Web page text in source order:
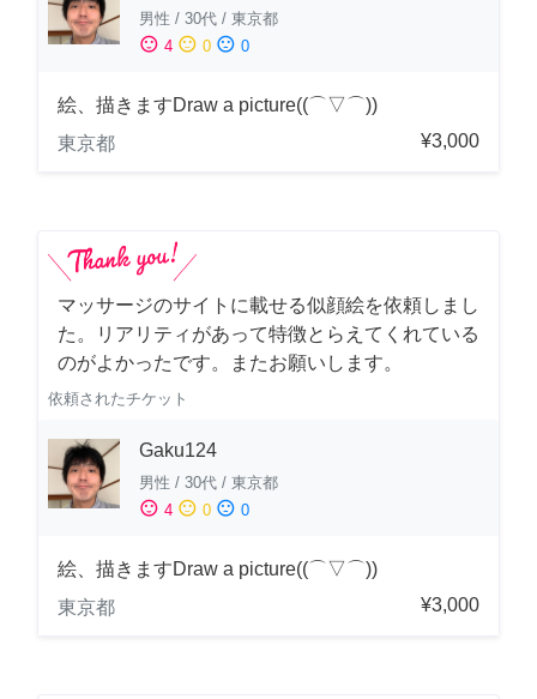
男性 / 30代 / 東京都
sentiment_satisfied 4 sentiment_neutral 0 sentiment_dissatisfied 0
絵、描きますDraw a picture((⌒▽⌒))
東京都
¥3,000
マッサージのサイトに載せる似顔絵を依頼しまし
た。リアリティがあって特徴とらえてくれている
のがよかったです。またお願いします。
依頼されたチケット
Gaku124
男性 / 30代 / 東京都
sentiment_satisfied 4 sentiment_neutral 0 sentiment_dissatisfied 0
絵、描きますDraw a picture((⌒▽⌒))
東京都
¥3,000